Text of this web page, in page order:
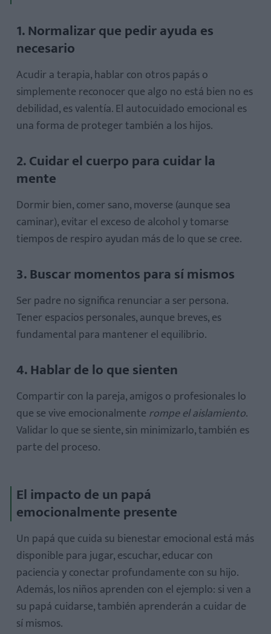
1. Normalizar que pedir ayuda es
necesario
Acudir a terapia, hablar con otros papás o
simplemente reconocer que algo no está bien no es
debilidad, es valentía. El autocuidado emocional es
una forma de proteger también a los hijos.
2. Cuidar el cuerpo para cuidar la
mente
Dormir bien, comer sano, moverse (aunque sea
caminar), evitar el exceso de alcohol y tomarse
tiempos de respiro ayudan más de lo que se cree.
3. Buscar momentos para sí mismos
Ser padre no significa renunciar a ser persona.
Tener espacios personales, aunque breves, es
fundamental para mantener el equilibrio.
4. Hablar de lo que sienten
Compartir con la pareja, amigos o profesionales lo
que se vive emocionalmente rompe el aislamiento.
Validar lo que se siente, sin minimizarlo, también es
parte del proceso.
El impacto de un papá
emocionalmente presente
Un papá que cuida su bienestar emocional está más
disponible para jugar, escuchar, educar con
paciencia y conectar profundamente con su hijo.
Además, los niños aprenden con el ejemplo: si ven a
su papá cuidarse, también aprenderán a cuidar de
sí mismos.